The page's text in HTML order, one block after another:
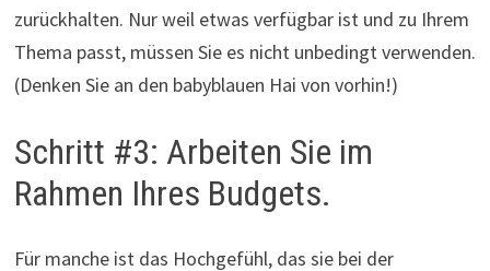
zurückhalten. Nur weil etwas verfügbar ist und zu Ihrem
Thema passt, müssen Sie es nicht unbedingt verwenden.
(Denken Sie an den babyblauen Hai von vorhin!)
Schritt #3: Arbeiten Sie im
Rahmen Ihres Budgets.
Für manche ist das Hochgefühl, das sie bei der